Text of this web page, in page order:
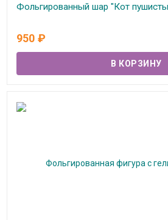
Фольгированный шар "Кот
950 ₽